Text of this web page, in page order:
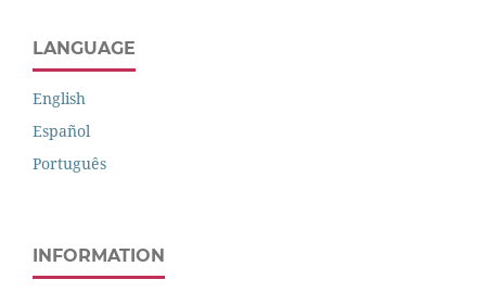
LANGUAGE
English
Español
Português
INFORMATION